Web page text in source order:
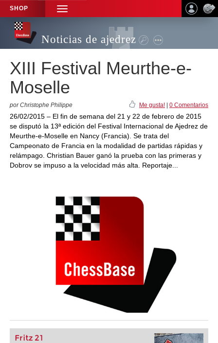
SHOP
TOGGLE
NAVIGATION
Noticias de ajedrez
XIII Festival Meurthe-e-
Moselle
por Christophe Philippe Me gusta! 0 Comentarios
26/02/2015 – El fin de semana del 21 y 22 de febrero de 2015
se disputó la 13ª edición del Festival Internacional de Ajedrez de
Meurthe-e-Moselle en Nancy (Francia). Se trata del
Campeonato de Francia en la modalidad de partidas rápidas y
relámpago. Christian Bauer ganó la prueba con las primeras y
Dobrov se impuso a la velocidad más alta. Reportaje...
Fritz 21